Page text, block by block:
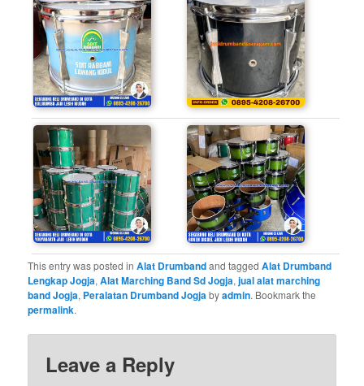
This entry was posted inAlat Drumbandand taggedAlat Drumband
Lengkap Jogja,Alat Marching Band Sd Jogja,jual alat marching
band Jogja, Peralatan Drumband Jogjabyadmin. Bookmark the
permalink.
Leave a Reply